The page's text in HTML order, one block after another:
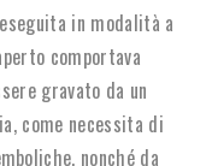
in modalità a
comportava
gravato da un
come necessita di
nonché da